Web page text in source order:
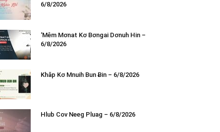
6/8/2026
‘Mêm Mơnat Kơ Bơngai Dơnuh Hin –
6/8/2026
Khăp Kơ Mnuih Bun Ƀin – 6/8/2026
Hlub Cov Neeg Pluag – 6/8/2026